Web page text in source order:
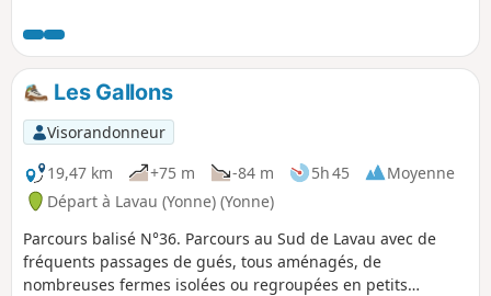
Les Gallons
Visorandonneur
19,47 km
+75 m -84 m 5h 45
Moyenne
Départ à Lavau (Yonne) (Yonne)
Parcours balisé N°36. Parcours au Sud de Lavau avec de
fréquents passages de gués, tous aménagés, de
nombreuses fermes isolées ou regroupées en petits